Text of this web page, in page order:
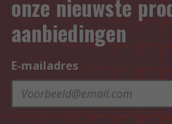
onze nieuwste
aanbiedingen
E-mailadres